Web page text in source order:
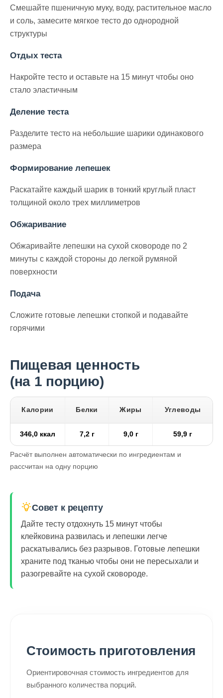
Смешайте пшеничную муку, воду, растительное масло
и соль, замесите мягкое тесто до однородной
структуры
Отдых теста
Накройте тесто и оставьте на 15 минут чтобы оно
стало эластичным
Деление теста
Разделите тесто на небольшие шарики одинакового
размера
Формирование лепешек
Раскатайте каждый шарик в тонкий круглый пласт
толщиной около трех миллиметров
Обжаривание
Обжаривайте лепешки на сухой сковороде по 2
минуты с каждой стороны до легкой румяной
поверхности
Подача
Сложите готовые лепешки стопкой и подавайте
горячими
Пищевая ценность
(на 1 порцию)
Калории Белки Жиры Углеводы
346,0 ккал 7,2 г 9,0 г 59,9 г
Расчёт выполнен автоматически по ингредиентам и
рассчитан на одну порцию
Совет к рецепту
Дайте тесту отдохнуть 15 минут чтобы
клейковина развилась и лепешки легче
раскатывались без разрывов. Готовые лепешки
храните под тканью чтобы они не пересыхали и
разогревайте на сухой сковороде.
Стоимость приготовления
Ориентировочная стоимость ингредиентов для
выбранного количества порций.